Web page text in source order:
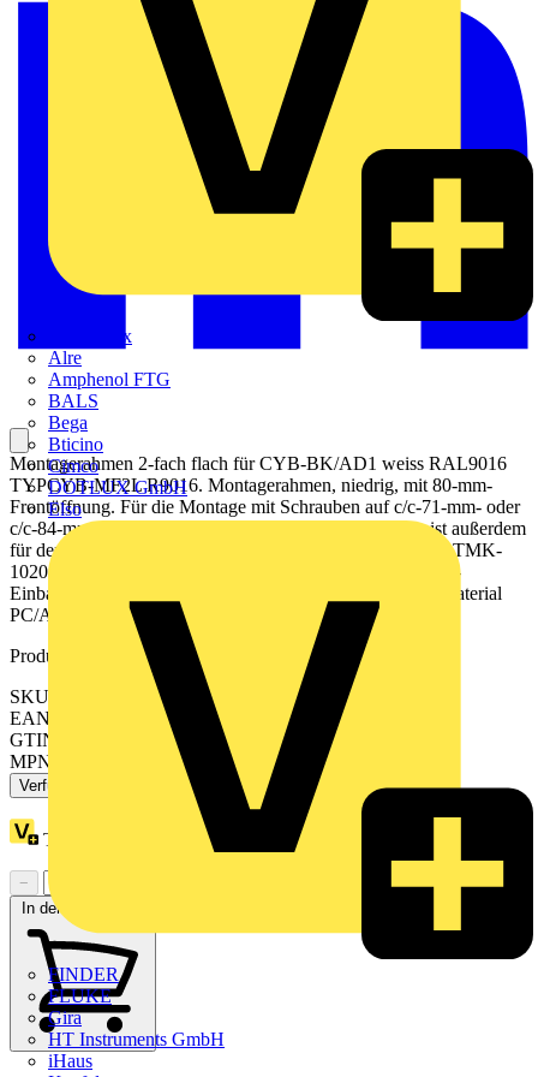
Adaptaflex
Alre
Amphenol FTG
BALS
Bega
Bticino
Cimco
DOTLUX GmbH
Elso
FINDER
FLUKE
Gira
HT Instruments GmbH
iHaus
Montagerahmen 2-fach flach für CYB-BK/AD1 weiss RAL9016
TYPCYB-MF2L R9016. Montagerahmen, niedrig, mit 80-mm-
Frontöffnung. Für die Montage mit Schrauben auf c/c-71-mm- oder
c/c-84-mm-Installationsverteilern. Der Montagerahmen ist außerdem
für den Einbau in Kombination mit Minikanälen vom Typ TMK-
1020 vorbereitet. Geeignet für CYB-BK-Niederspannungs-
Einbaukits und Starkstrom-Montagerahmen CYB-AD1. Material
PC/ABS.
Produktkennzeichen
SKU: 5971170
EAN: 7315885971172
GTIN: 7315885971172
MPN: 5971170
Verfügbar: 1 Händler
Treuepunkte:
−
In den Warenkorb